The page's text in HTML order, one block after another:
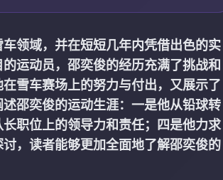
领域，并在短短几年内凭借出色的实
运动员，邵奕俊的经历充满了挑战和
雪车赛场上的努力与付出，又展示了
邵奕俊的运动生涯：一是他从铅球转
职位上的领导力和责任；四是他力求
，读者能够更加全面地了解邵奕俊的